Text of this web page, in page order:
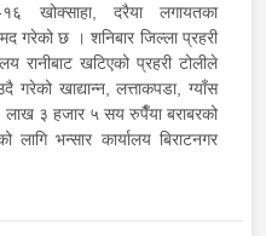
१६ खोक्साहा, दरैया लगायतका
गरेको छ । शनिबार जिल्ला प्रहरी
रानीबाट खटिएको प्रहरी टोलीले
गरेको खाद्यान्न, लत्ताकपडा, ग्याँस
लाख ३ हजार ५ सय रुपैँया बराबरको
भन्सार कार्यालय बिराटनगर